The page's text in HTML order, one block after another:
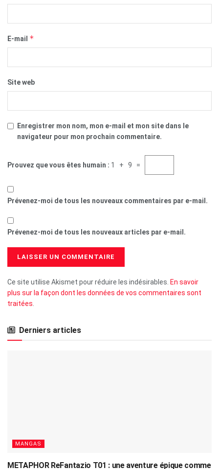
E-mail *
Site web
Enregistrer mon nom, mon e-mail et mon site dans le
navigateur pour mon prochain commentaire.
Prouvez que vous êtes humain : 1 + 9 =
Prévenez-moi de tous les nouveaux commentaires par e-mail.
Prévenez-moi de tous les nouveaux articles par e-mail.
Ce site utilise Akismet pour réduire les indésirables. En savoir
plus sur la façon dont les données de vos commentaires sont
traitées.
Derniers articles
MANGAS
METAPHOR ReFantazio T01 : une aventure épique comme